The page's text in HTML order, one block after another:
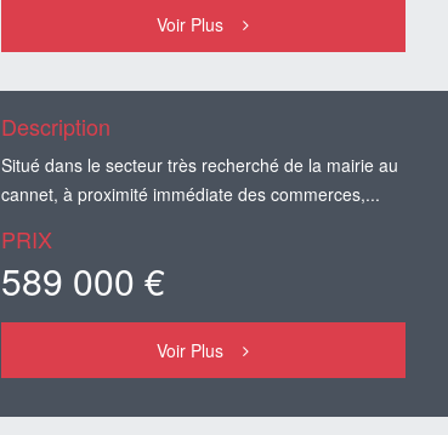
Voir Plus
Description
Situé dans le secteur très recherché de la mairie au
cannet, à proximité immédiate des commerces,...
PRIX
589 000 €
Voir Plus